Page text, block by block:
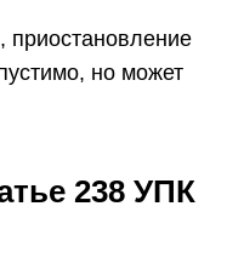
приостановление
но может
238 УПК